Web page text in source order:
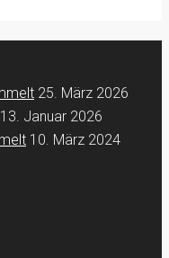
25. März 2026
13. Januar 2026
10. März 2024